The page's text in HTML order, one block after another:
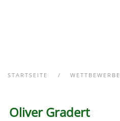
STARTSEITE WETTBEWERBE
Oliver Gradert